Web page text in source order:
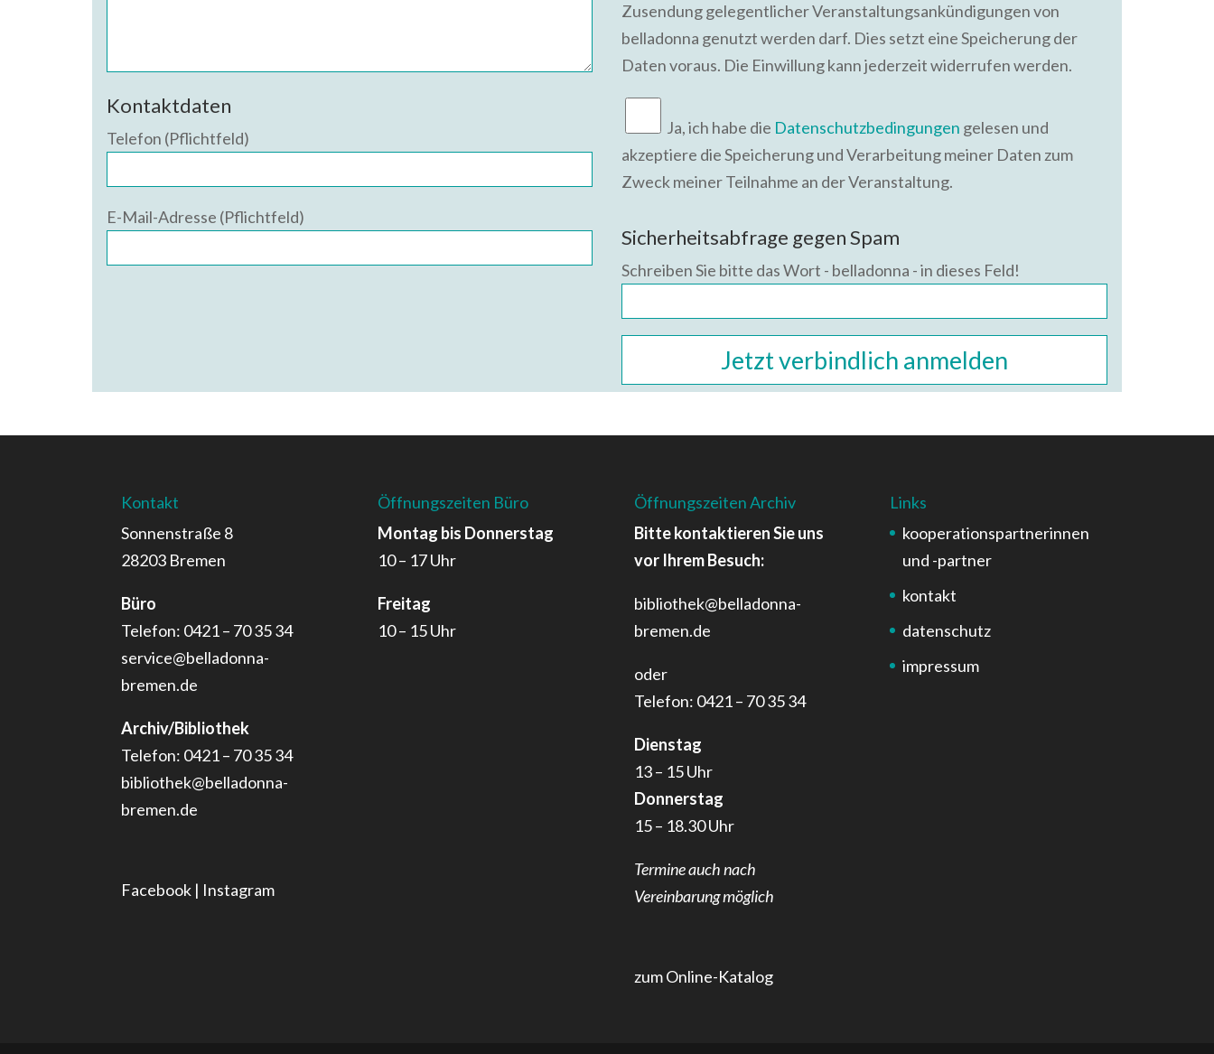
Kontaktdaten
Telefon (Pflichtfeld)
E-Mail-Adresse (Pflichtfeld)
Zusendung gelegentlicher Veranstaltungsankündigungen von
belladonna genutzt werden darf. Dies setzt eine Speicherung der
Daten voraus. Die Einwillung kann jederzeit widerrufen werden.
Ja, ich habe die Datenschutzbedingungen gelesen und
akzeptiere die Speicherung und Verarbeitung meiner Daten zum
Zweck meiner Teilnahme an der Veranstaltung.
Sicherheitsabfrage gegen Spam
Schreiben Sie bitte das Wort - belladonna - in dieses Feld!
Kontakt
Sonnenstraße 8
28203 Bremen
Büro
Telefon: 0421 – 70 35 34
service@belladonna-
bremen.de
Archiv/Bibliothek
Telefon: 0421 – 70 35 34
bibliothek@belladonna-
bremen.de
Facebook | Instagram
Öffnungszeiten Büro
Montag bis Donnerstag
10 – 17 Uhr
Freitag
10 – 15 Uhr
Öffnungszeiten Archiv
Bitte kontaktieren Sie uns
vor Ihrem Besuch:
bibliothek@belladonna-
bremen.de
oder
Telefon: 0421 – 70 35 34
Dienstag
13 – 15 Uhr
Donnerstag
15 – 18.30 Uhr
Termine auch nach
Vereinbarung möglich
zum Online-Katalog
Links
kooperationspartnerinnen
und -partner
kontakt
datenschutz
impressum